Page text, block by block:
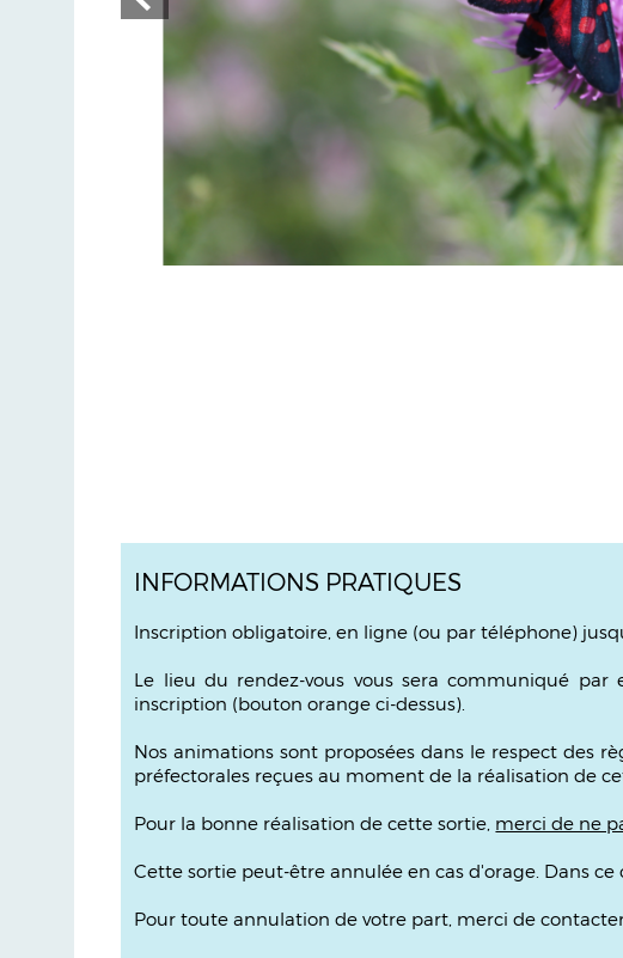
INFORMATIONS PRATIQUES
Inscription obligatoire, en ligne (ou par téléphone)
Le lieu du rendez-vous vous sera communiqué
inscription (bouton orange ci-dessus)
Nos animations sont proposées dans le respect des
préfectorales reçues au moment de la réalisation de
Pour la bonne réalisation de cette sortie, merci de ne
Cette sortie peut-être annulée en cas d'orage. Dans
Pour toute annulation de votre part, merci de